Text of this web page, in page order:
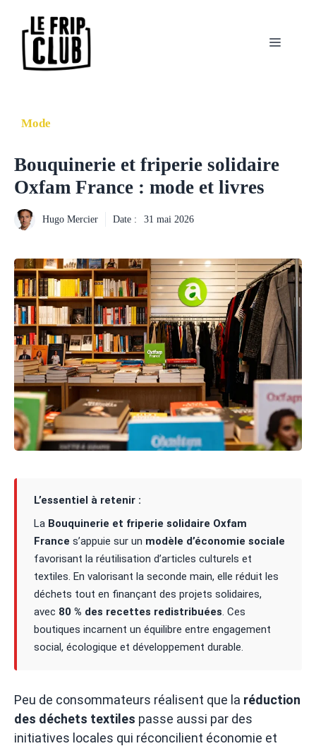
contenu
Menu
Mode
Bouquinerie et friperie solidaire
Oxfam France : mode et livres
Hugo Mercier Date : 31 mai 2026
L’essentiel à retenir :
La Bouquinerie et friperie solidaire Oxfam
France s’appuie sur un modèle d’économie sociale
favorisant la réutilisation d’articles culturels et
textiles. En valorisant la seconde main, elle réduit les
déchets tout en finançant des projets solidaires,
avec 80 % des recettes redistribuées. Ces
boutiques incarnent un équilibre entre engagement
social, écologique et développement durable.
Peu de consommateurs réalisent que la réduction
des déchets textiles passe aussi par des
initiatives locales qui réconcilient économie et